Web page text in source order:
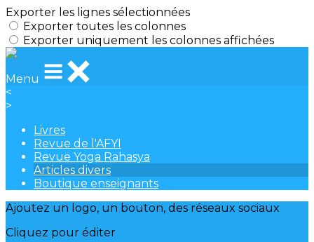
Exporter les lignes sélectionnées
Exporter toutes les colonnes
Exporter uniquement les colonnes affichées
Menu
<
>
Livres
Revue de l'AFYI
Revue Yoga Rahasya
Articles divers
Boutique enseignants
Ajoutez un logo, un bouton, des réseaux sociaux
Cliquez pour éditer